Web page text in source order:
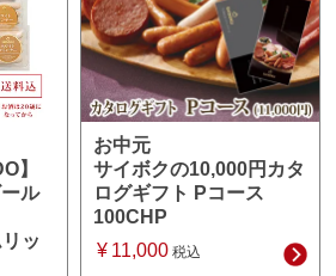
】
ル
ッ
お中元
サイボクの10,000円カタ
ログギフト Pコース
100CHP
¥ 11,000 税込